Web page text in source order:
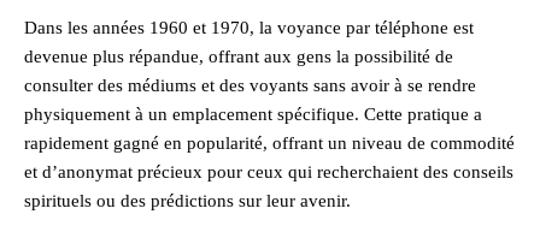
Dans les années 1960 et 1970, la voyance par téléphone est
devenue plus répandue, offrant aux gens la possibilité de
consulter des médiums et des voyants sans avoir à se rendre
physiquement à un emplacement spécifique. Cette pratique a
rapidement gagné en popularité, offrant un niveau de commodité
et d’anonymat précieux pour ceux qui recherchaient des conseils
spirituels ou des prédictions sur leur avenir.